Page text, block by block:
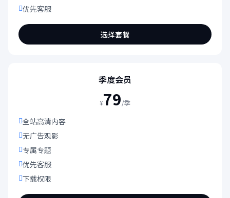
优先客服
选择套餐
季度会员
¥79/季
全站高清内容
无广告观影
专属专题
优先客服
下载权限